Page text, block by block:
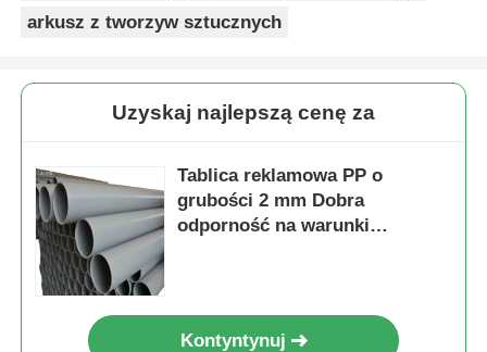
arkusz z tworzyw sztucznych
Uzyskaj najlepszą cenę za
Tablica reklamowa PP o
grubości 2 mm Dobra
odporność na warunki
Kontyntynuj